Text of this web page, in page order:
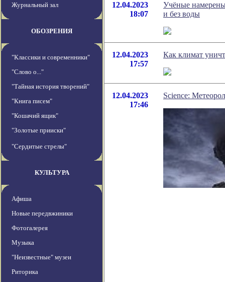
Журнальный зал
ОБОЗРЕНИЯ
"Классики и современники"
"Слово о..."
"Тайная история творений"
"Книга писем"
"Кошачий ящик"
"Золотые прииски"
"Сердитые стрелы"
КУЛЬТУРА
Афиша
Новые передвжиники
Фотогалерея
Музыка
"Неизвестные" музеи
Риторика
12.04.2023
18:07
Учёные
и без воды
12.04.2023
17:57
Как климат
12.04.2023
17:46
Science: